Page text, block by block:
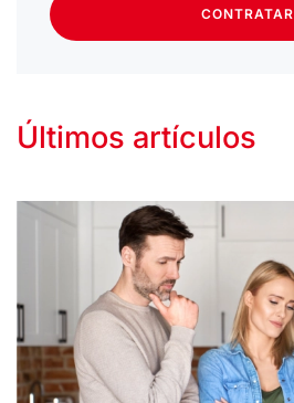
CONTRATAR
Últimos artículos